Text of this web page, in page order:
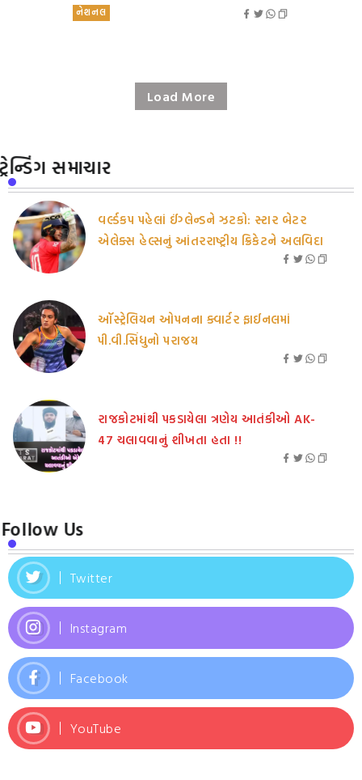
નેશનલ
Load More
ટ્રેન્ડિંગ સમાચાર
વર્લ્ડકપ પહેલાં ઈંગ્લેન્ડને ઝટકો: સ્ટાર બેટર
એલેક્સ હેલ્સનું આંતરરાષ્ટ્રીય ક્રિકેટને અલવિદા
ઑસ્ટ્રેલિયન ઓપનના ક્વાર્ટર ફાઈનલમાં
પી.વી.સિંધુનો પરાજય
રાજકોટમાંથી પકડાયેલા ત્રણેય આતંકીઓ AK-
47 ચલાવવાનું શીખતા હતા !!
Follow Us
Twitter
Instagram
Facebook
YouTube